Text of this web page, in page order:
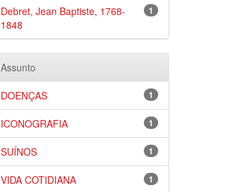
1
Debret, Jean Baptiste, 1768-
1848
Assunto
1
DOENÇAS
1
ICONOGRAFIA
1
SUÍNOS
1
VIDA COTIDIANA